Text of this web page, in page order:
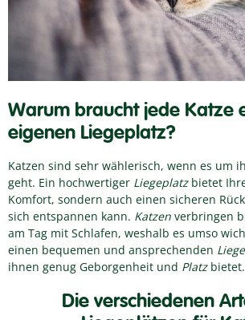
Warum braucht jede Katze
eigenen Liegeplatz?
Katzen sind sehr wählerisch, wenn es um
geht. Ein hochwertiger Liegeplatzbietet
Komfort, sondern auch einen sicheren
sich entspannen kann. Katzen verbringen
am Tag mit Schlafen, weshalb es umso
einen bequemen und ansprechenden
ihnen genug Geborgenheit und Platzbietet.
Die verschiedenen